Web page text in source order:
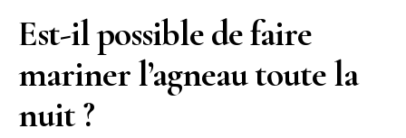
Est-il possible de faire
mariner l’agneau toute la
nuit ?